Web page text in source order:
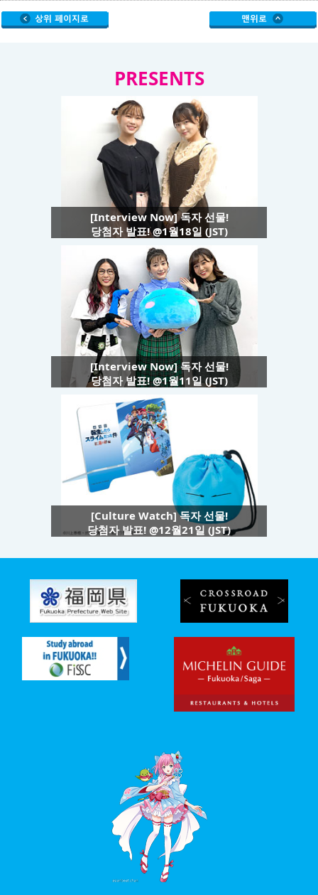
PRESENTS
[Interview Now] 독자 선물!
당첨자 발표! @1월18일 (JST)
[Interview Now] 독자 선물!
당첨자 발표! @1월11일 (JST)
[Culture Watch] 독자 선물!
당첨자 발표! @12월21일 (JST)